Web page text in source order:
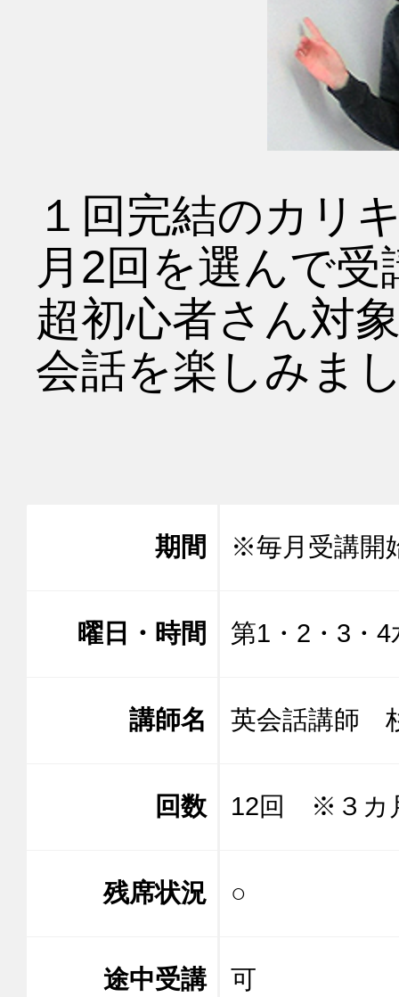
１回完結のカリ
月2回を選んで
超初心者さん対
会話を楽しみま
期間 ※毎月受講開
曜日・時間 第1・2・3・
講師名 英会話講
回数 12回 ※３カ
残席状況 ○
途中受講 可